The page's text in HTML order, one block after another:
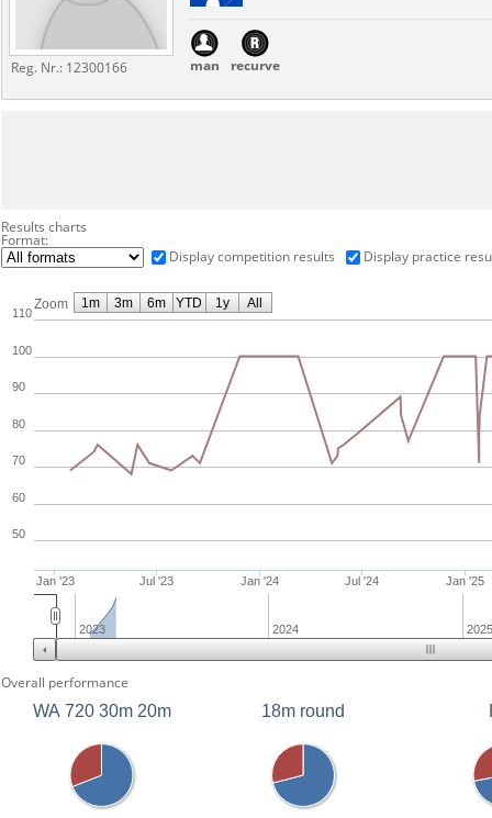
Reg. Nr.: 12300166 man recurve
Results charts
Format:
Display competition results
Display practice
Zoom
Jan '23 Jul '23 Jan '24 Jul '24 Jan '25
50
60
70
80
90
100
110
2023 2024
1m 3m 6m YTD 1y All
Overall performance
WA 720 30m 20m
18m round